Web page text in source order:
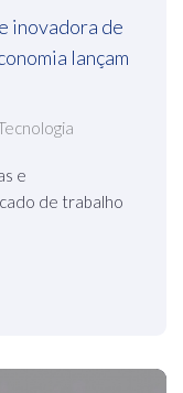
inovadora de
lançam
e
de trabalho